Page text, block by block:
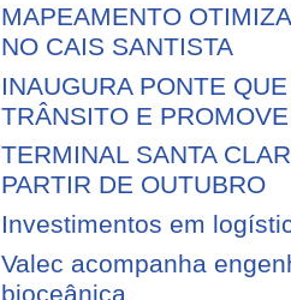
MAPEAMENTO
NO CAIS SANTISTA
INAUGURA PONTE
TRÂNSITO E
TERMINAL SANTA
PARTIR DE OUTUBRO
Investimentos em
Valec acompanha
bioceânica